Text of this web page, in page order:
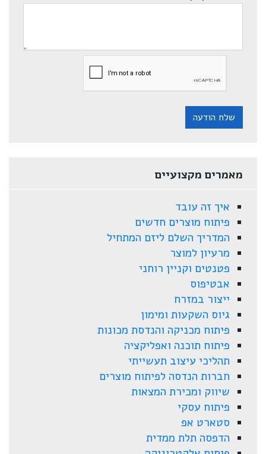
שלח הודעה
מאמרים מקצועיים
איך זה עובד
פיתוח מוצרים חדשים
המדריך השלם ליזם המתחיל
מרעיון למוצר
פטנטים וקניין רוחני
אבטיפוס
ייצור במזרח
גיוס השקעות ומימון
פיתוח מכניקה והנדסת מכונות
פיתוח תוכנה ואפליקציה
תהליכי עיצוב תעשייתי
חברות הנדסה לפיתוח מוצרים
שיווק ומכירת המצאות
פיתוח עסקי
סטארט אפ
הדפסה תלת ממדית